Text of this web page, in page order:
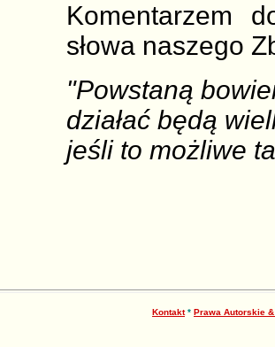
Komentarzem
słowa naszego
"Powstaną
działać będą
jeśli to możliwe
Kontakt* Prawa Autorskie &